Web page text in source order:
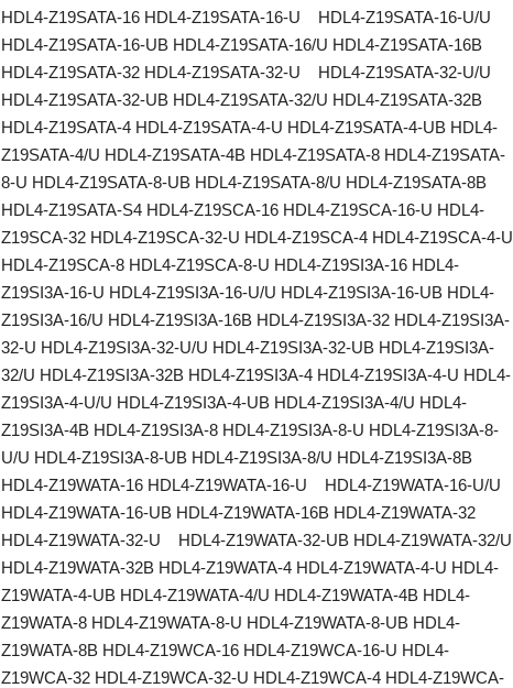
HDL4-Z19SATA-16 HDL4-Z19SATA-16-U HDL4-Z19SATA-16-U/U
HDL4-Z19SATA-16-UB HDL4-Z19SATA-16/U HDL4-Z19SATA-16B
HDL4-Z19SATA-32 HDL4-Z19SATA-32-U HDL4-Z19SATA-32-U/U
HDL4-Z19SATA-32-UB HDL4-Z19SATA-32/U HDL4-Z19SATA-32B
HDL4-Z19SATA-4 HDL4-Z19SATA-4-U HDL4-Z19SATA-4-UB HDL4-
Z19SATA-4/U HDL4-Z19SATA-4B HDL4-Z19SATA-8 HDL4-Z19SATA-
8-U HDL4-Z19SATA-8-UB HDL4-Z19SATA-8/U HDL4-Z19SATA-8B
HDL4-Z19SATA-S4 HDL4-Z19SCA-16 HDL4-Z19SCA-16-U HDL4-
Z19SCA-32 HDL4-Z19SCA-32-U HDL4-Z19SCA-4 HDL4-Z19SCA-4-U
HDL4-Z19SCA-8 HDL4-Z19SCA-8-U HDL4-Z19SI3A-16 HDL4-
Z19SI3A-16-U HDL4-Z19SI3A-16-U/U HDL4-Z19SI3A-16-UB HDL4-
Z19SI3A-16/U HDL4-Z19SI3A-16B HDL4-Z19SI3A-32 HDL4-Z19SI3A-
32-U HDL4-Z19SI3A-32-U/U HDL4-Z19SI3A-32-UB HDL4-Z19SI3A-
32/U HDL4-Z19SI3A-32B HDL4-Z19SI3A-4 HDL4-Z19SI3A-4-U HDL4-
Z19SI3A-4-U/U HDL4-Z19SI3A-4-UB HDL4-Z19SI3A-4/U HDL4-
Z19SI3A-4B HDL4-Z19SI3A-8 HDL4-Z19SI3A-8-U HDL4-Z19SI3A-8-
U/U HDL4-Z19SI3A-8-UB HDL4-Z19SI3A-8/U HDL4-Z19SI3A-8B
HDL4-Z19WATA-16 HDL4-Z19WATA-16-U HDL4-Z19WATA-16-U/U
HDL4-Z19WATA-16-UB HDL4-Z19WATA-16B HDL4-Z19WATA-32
HDL4-Z19WATA-32-U HDL4-Z19WATA-32-UB HDL4-Z19WATA-32/U
HDL4-Z19WATA-32B HDL4-Z19WATA-4 HDL4-Z19WATA-4-U HDL4-
Z19WATA-4-UB HDL4-Z19WATA-4/U HDL4-Z19WATA-4B HDL4-
Z19WATA-8 HDL4-Z19WATA-8-U HDL4-Z19WATA-8-UB HDL4-
Z19WATA-8B HDL4-Z19WCA-16 HDL4-Z19WCA-16-U HDL4-
Z19WCA-32 HDL4-Z19WCA-32-U HDL4-Z19WCA-4 HDL4-Z19WCA-